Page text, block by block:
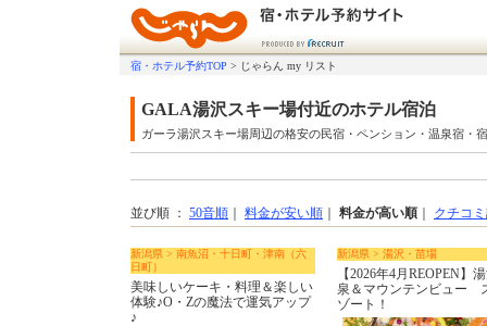
宿・ホテル予約TOP > じゃらん my リスト
GALA湯沢スキー場付近のホテル宿泊
ガーラ湯沢スキー場周辺の格安の民宿・ペンション・温泉宿・
並び順 ： 50音順 料金が安い順 料金が高い順 クチコ
新潟県 > 南魚沼・十日町・津南（六
日町）
美味しいケーキ・料理＆楽しい
体験♪O・Zの魔法で運気アップ
♪
新潟県 > 湯沢・苗場
【2026年4月REOPEN】
泉＆マウンテンビュー
ゾート！